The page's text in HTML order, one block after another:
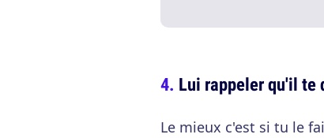
Lui rappeler qu'il te
Le mieux c'est si tu le